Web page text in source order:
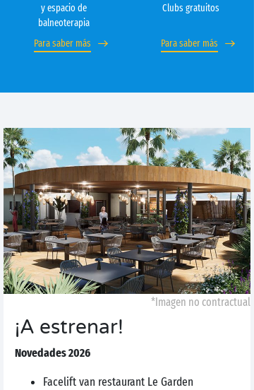
y espacio de
balneoterapia
Para saber más
Clubs gratuitos
Para saber más
*Imagen no contractual
¡A estrenar!
Novedades 2026
Facelift van restaurant Le Garden